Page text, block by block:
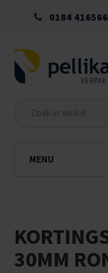
0184 416566
MENU
30MM